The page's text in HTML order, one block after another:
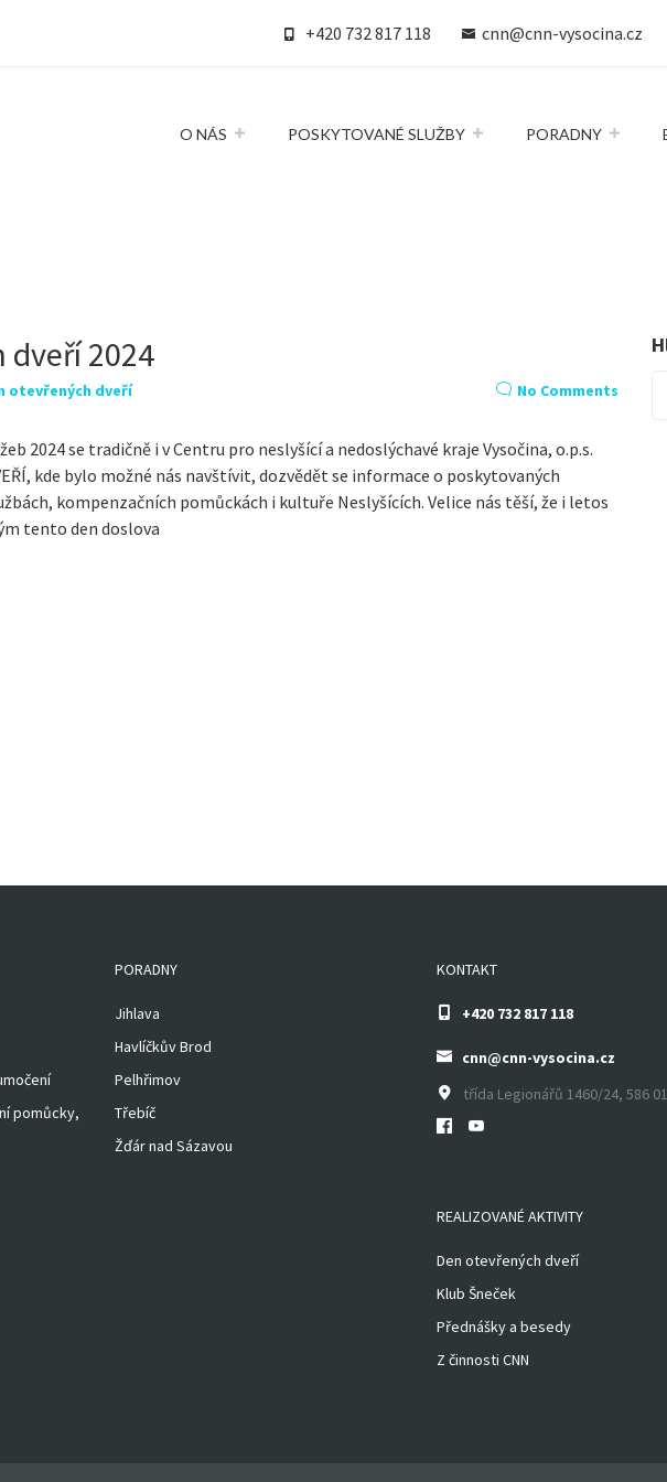
+420 732 817 118 cnn@cnn-vysocina.cz
O NÁS POSKYTOVANÉ SLUŽBY PORADNY
dveří 2024
otevřených dveří No Comments
2024 se tradičně i v Centru pro neslyšící a nedoslýchavé kraje Vysočina, o.p.s.
kde bylo možné nás navštívit, dozvědět se informace o poskytovaných
kompenzačních pomůckách i kultuře Neslyšících. Velice nás těší, že i letos
tento den doslova
pomůcky,
PORADNY
Jihlava
Havlíčkův Brod
Pelhřimov
Třebíč
Žďár nad Sázavou
KONTAKT
+420 732 817 118
cnn@cnn-vysocina.cz
třída Legionářů 1460/24, 586
REALIZOVANÉ AKTIVITY
Den otevřených dveří
Klub Šneček
Přednášky a besedy
Z činnosti CNN